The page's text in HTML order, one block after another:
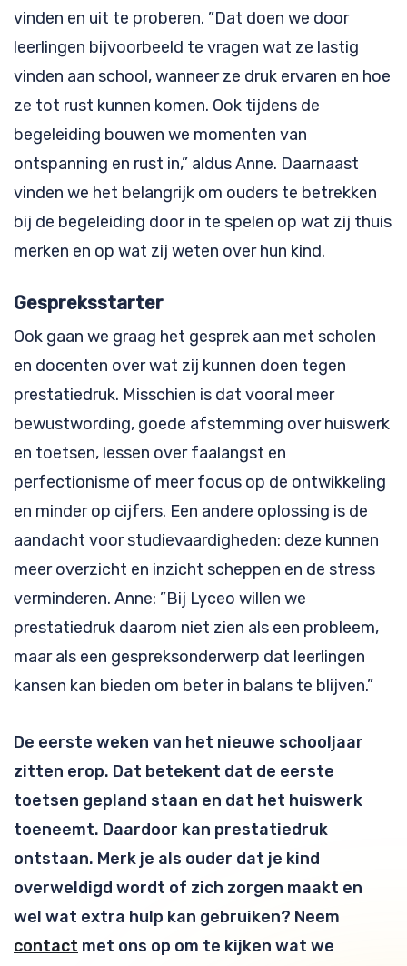
vinden en uit te proberen. ”Dat doen we door
leerlingen bijvoorbeeld te vragen wat ze lastig
vinden aan school, wanneer ze druk ervaren en hoe
ze tot rust kunnen komen. Ook tijdens de
begeleiding bouwen we momenten van
ontspanning en rust in,” aldus Anne. Daarnaast
vinden we het belangrijk om ouders te betrekken
bij de begeleiding door in te spelen op wat zij thuis
merken en op wat zij weten over hun kind.
Gespreksstarter
Ook gaan we graag het gesprek aan met scholen
en docenten over wat zij kunnen doen tegen
prestatiedruk. Misschien is dat vooral meer
bewustwording, goede afstemming over huiswerk
en toetsen, lessen over faalangst en
perfectionisme of meer focus op de ontwikkeling
en minder op cijfers. Een andere oplossing is de
aandacht voor studievaardigheden: deze kunnen
meer overzicht en inzicht scheppen en de stress
verminderen. Anne: ”Bij Lyceo willen we
prestatiedruk daarom niet zien als een probleem,
maar als een gespreksonderwerp dat leerlingen
kansen kan bieden om beter in balans te blijven.”
De eerste weken van het nieuwe schooljaar
zitten erop. Dat betekent dat de eerste
toetsen gepland staan en dat het huiswerk
toeneemt. Daardoor kan prestatiedruk
ontstaan. Merk je als ouder dat je kind
overweldigd wordt of zich zorgen maakt en
wel wat extra hulp kan gebruiken? Neem
contact met ons op om te kijken wat we